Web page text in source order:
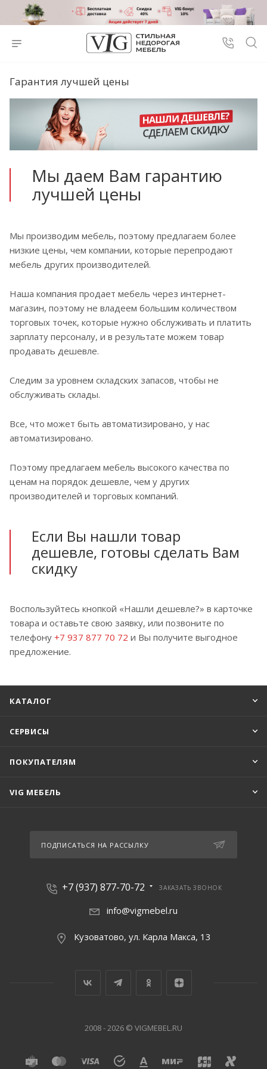
Гарантия лучшей цены
Мы даем Вам гарантию
лучшей цены
Мы производим мебель, поэтому предлагаем более
низкие цены, чем компании, которые перепродают
мебель других производителей.
Наша компания продает мебель через интернет-
магазин, поэтому не владеем большим количеством
торговых точек, которые нужно обслуживать и платить
зарплату персоналу, и в результате можем товар
продавать дешевле.
Следим за уровнем складских запасов, чтобы не
обслуживать склады.
Все, что может быть автоматизировано, у нас
автоматизировано.
Поэтому предлагаем мебель высокого качества по
ценам на порядок дешевле, чем у других
производителей и торговых компаний.
Если Вы нашли товар
дешевле, готовы сделать Вам
скидку
Воспользуйтесь кнопкой «Нашли дешевле?» в карточке
товара и оставьте свою заявку, или позвоните по
телефону +7 937 877 70 72 и Вы получите выгодное
предложение.
КАТАЛОГ
СЕРВИСЫ
ПОКУПАТЕЛЯМ
VIG МЕБЕЛЬ
ПОДПИСАТЬСЯ НА РАССЫЛКУ
+7 (937) 877-70-72 ЗАКАЗАТЬ ЗВОНОК
info@vigmebel.ru
Кузоватово, ул. Карла Макса, 13
2008 - 2026 © VIGMEBEL.RU